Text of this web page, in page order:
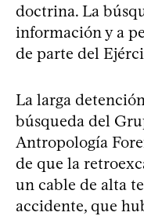
doctrina. La
información y a
de parte del
La larga
búsqueda del
Antropología
de que la
un cable de alta
accidente, que